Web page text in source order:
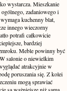
wystarcza. Mieszkanie
ogólnego, zadaniowego i
kuchenny blat,
innego wieczorny
potrafi całkowicie
bardziej
Meble powinny być
salonie o niewielkim
atrakcyjnie w
poruszania się. Z kolei
mogą sprawiać